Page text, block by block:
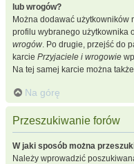
lub wrogów?
Można dodawać użytkowników
profilu wybranego użytkownika
wrogów. Po drugie, przejść do
karcie Przyjaciele i wrogowie
Na tej samej karcie można
Na górę
Przeszukiwanie forów
W jaki sposób można
Należy wprowadzić